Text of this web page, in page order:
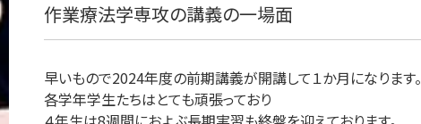
作業療法学専攻の講義の一場面
早いもので2024年度の前期講義が開講して１か月になります。
各学年学生たちはとても頑張っており